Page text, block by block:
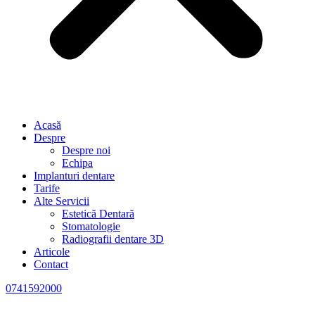
Acasă
Despre
Despre noi
Echipa
Implanturi dentare
Tarife
Alte Servicii
Estetică Dentară
Stomatologie
Radiografii dentare 3D
Articole
Contact
0741592000